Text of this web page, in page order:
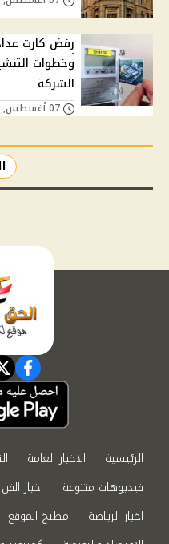
رفض كارت
وخطوات
الشركة
الرئيسية الاخبار العامة
فيديوهات متنوعة
اخبار الفن
اخبار الرياضة
مطبخ الموقع